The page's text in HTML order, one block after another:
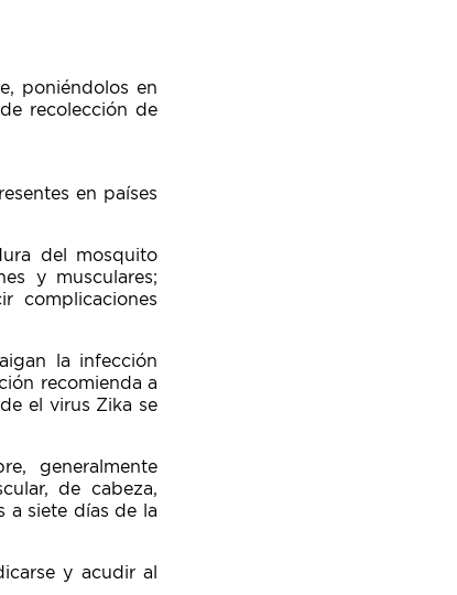
poniéndolos en
recolección de
en países
del mosquito
y musculares;
complicaciones
la infección
recomienda a
el virus Zika se
generalmente
de cabeza,
a siete días de la
y acudir al